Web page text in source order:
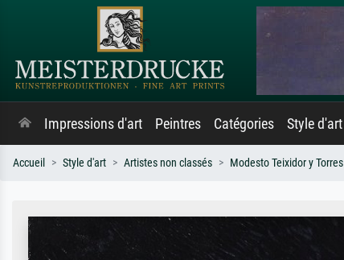
Impressions d'art Peintres Catégories Style d'art
Accueil Style d'art Artistes non classés Modesto Teixidor y Torres